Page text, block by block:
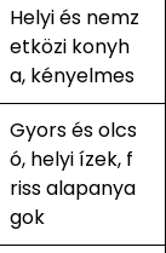
Helyi és nemz
etközi konyh
a, kényelmes
Gyors és olcs
ó, helyi ízek, f
riss alapanya
gok